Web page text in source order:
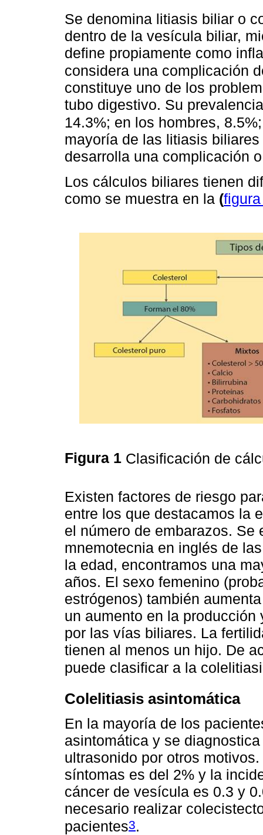
Se denomina litiasis biliar o
dentro de la vesícula biliar,
define propiamente como
considera una complicación
constituye uno de los
tubo digestivo. Su
14.3%; en los hombres,
mayoría de las litiasis
desarrolla una complicación
Los cálculos biliares tienen
como se muestra en la (
Figura 1 Clasificación de
Existen factores de riesgo
entre los que destacamos la
el número de embarazos. Se
mnemotecnia en inglés de las
la edad, encontramos una
años. El sexo femenino
estrógenos) también
un aumento en la
por las vías biliares. La
tienen al menos un hijo. De
puede clasificar a la
Colelitiasis asintomática
En la mayoría de los
asintomática y se
ultrasonido por otros
síntomas es del 2% y la
cáncer de vesícula es 0.3 y
necesario realizar
pacientes3.